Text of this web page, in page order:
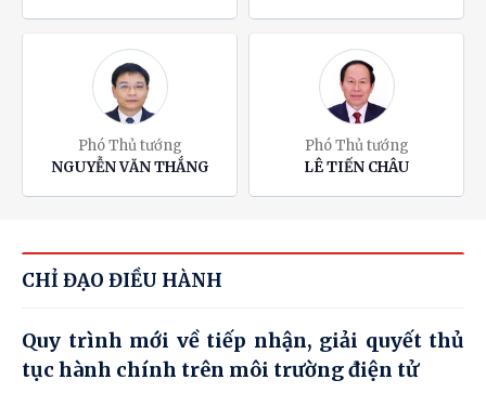
Phó Thủ tướng
NGUYỄN VĂN THẮNG
Phó Thủ tướng
LÊ TIẾN CHÂU
CHỈ ĐẠO ĐIỀU HÀNH
Quy trình mới về tiếp nhận, giải quyết thủ
tục hành chính trên môi trường điện tử